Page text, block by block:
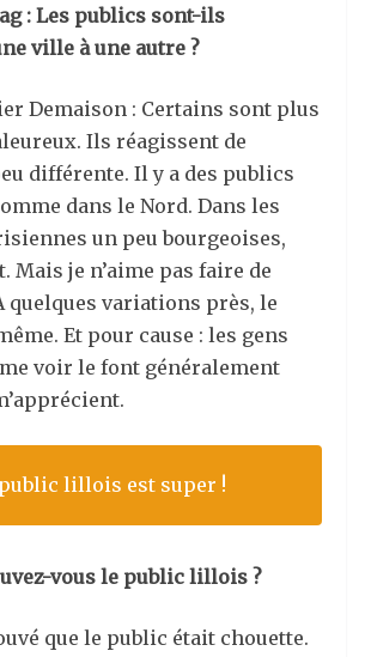
: Les publics sont-ils
ville à une autre ?
Demaison : Certains sont plus
Ils réagissent de
différente. Il y a des publics
dans le Nord. Dans les
un peu bourgeoises,
Mais je n’aime pas faire de
quelques variations près, le
Et pour cause : les gens
voir le font généralement
lillois est super !
vous le public lillois ?
que le public était chouette.